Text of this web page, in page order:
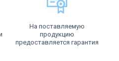
На поставляемую
продукцию
предоставляется гарантия